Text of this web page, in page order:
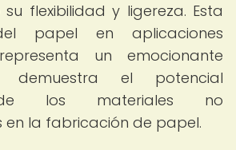
flexibilidad y ligereza. Esta
papel en aplicaciones
un emocionante
demuestra el potencial
los materiales no
en la fabricación de papel.